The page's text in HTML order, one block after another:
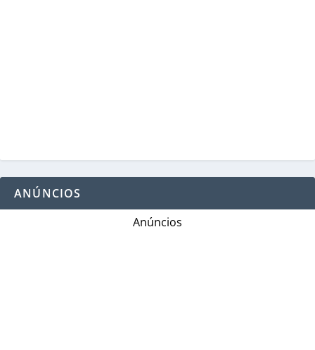
ANÚNCIOS
Anúncios